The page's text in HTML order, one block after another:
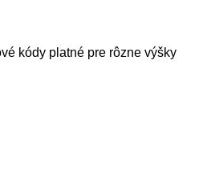
kódy platné pre rôzne výšky